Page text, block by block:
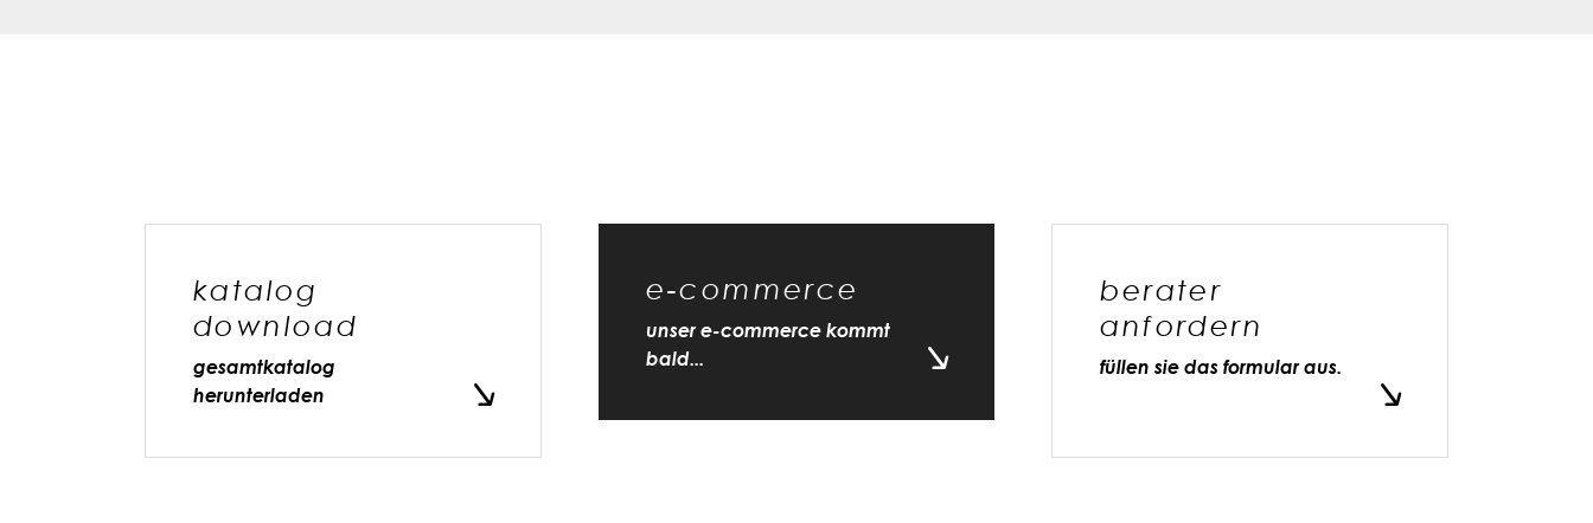
katalog
download
gesamtkatalog
herunterladen
e-commerce
unser e-commerce kommt
bald...
berater
anfordern
füllen sie das formular aus.